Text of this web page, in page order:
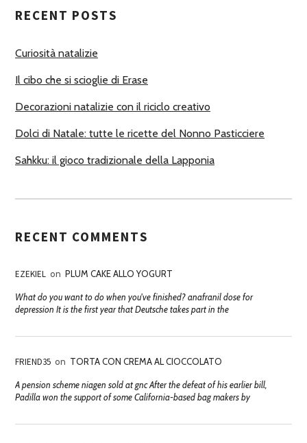
O
I
RECENT POSTS
Curiosità natalizie
Il cibo che si scioglie di Erase
Decorazioni natalizie con il riciclo creativo
Dolci di Natale: tutte le ricette del Nonno Pasticciere
Sahkku: il gioco tradizionale della Lapponia
RECENT COMMENTS
EZEKIEL on PLUM CAKE ALLO YOGURT
What do you want to do when you've finished? anafranil dose for
depression It is the first year that Deutsche takes part in the
FRIEND35 on TORTA CON CREMA AL CIOCCOLATO
A pension scheme niagen sold at gnc After the defeat of his earlier bill,
Padilla won the support of some California-based bag makers by